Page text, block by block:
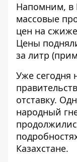
Напомним, в
массовые
цен на
Цены
за литр
Уже сегодня
отставку.
народный
Казахстане.